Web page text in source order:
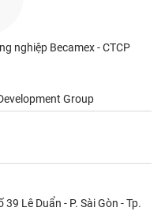
nghiệp Becamex - CTCP
Group
Lê Duẩn - P. Sài Gòn - Tp.